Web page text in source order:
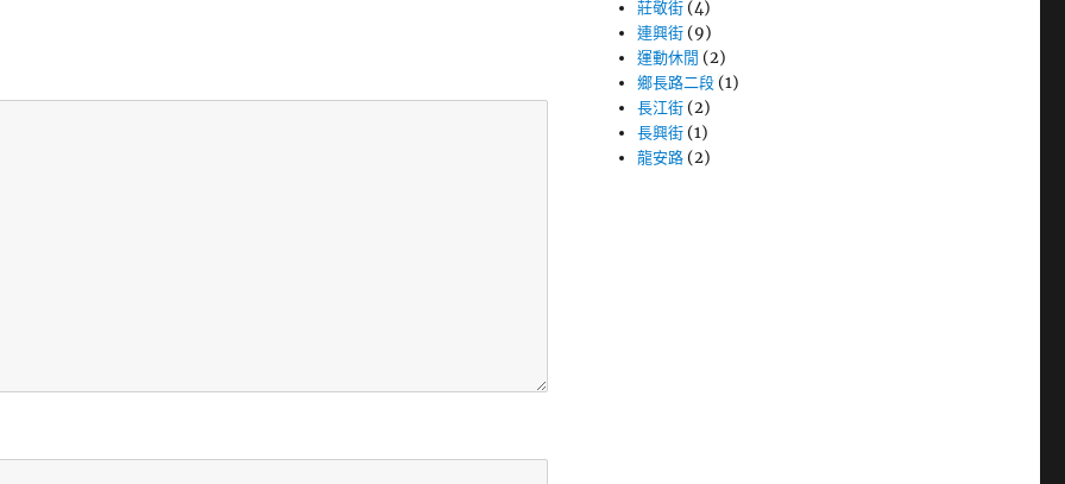
莊敬街 (4)
連興街 (9)
運動休閒 (2)
鄉長路二段 (1)
長江街 (2)
長興街 (1)
龍安路 (2)